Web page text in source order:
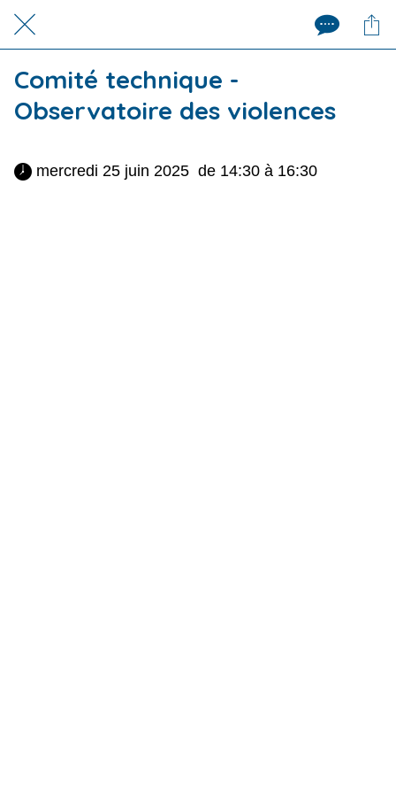
Comité technique -
Observatoire des violences
mercredi 25 juin 2025  de 14:30 à 16:30